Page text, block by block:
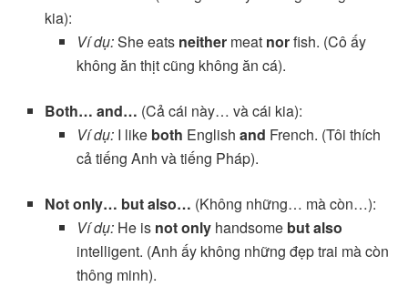
kia):
Ví dụ:She eats neithermeat norfish. (Cô ấy
không ăn thịt cũng không ăn cá).
Both… and… (Cả cái này… và cái kia):
Ví dụ:I like both English and French. (Tôi thích
cả tiếng Anh và tiếng Pháp).
Not only… but also… (Không những… mà còn…):
Ví dụ:He is not onlyhandsome but also
intelligent. (Anh ấy không những đẹp trai mà còn
thông minh).